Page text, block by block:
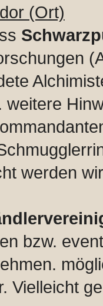
(Ort)
weitere
werden
bzw.
Vielleicht